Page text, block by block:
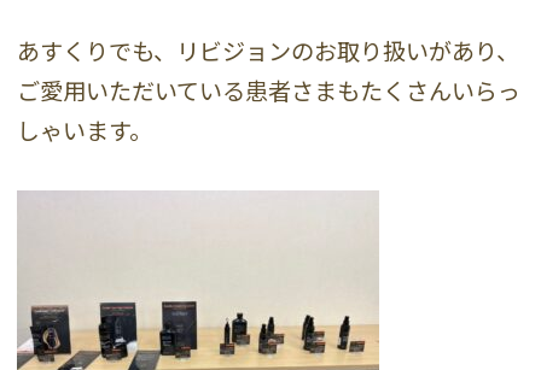
あすくりでも、リビジョンのお取り扱いがあり、
ご愛用いただいている患者さまもたくさんいらっ
しゃいます。